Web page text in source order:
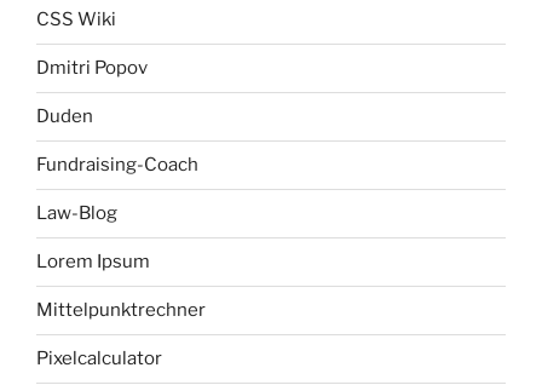
CSS Wiki
Dmitri Popov
Duden
Fundraising-Coach
Law-Blog
Lorem Ipsum
Mittelpunktrechner
Pixelcalculator